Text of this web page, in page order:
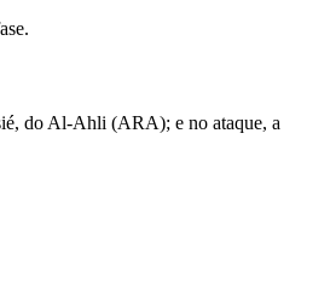
do Al-Ahli (ARA); e no ataque, a